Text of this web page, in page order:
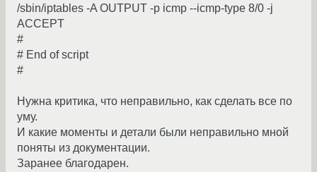
/sbin/iptables -A OUTPUT -p icmp --icmp-type 8/0 -j
ACCEPT
#
# End of script
#
Нужна критика, что неправильно, как сделать все по
уму.
И какие моменты и детали были неправильно мной
поняты из документации.
Заранее благодарен.